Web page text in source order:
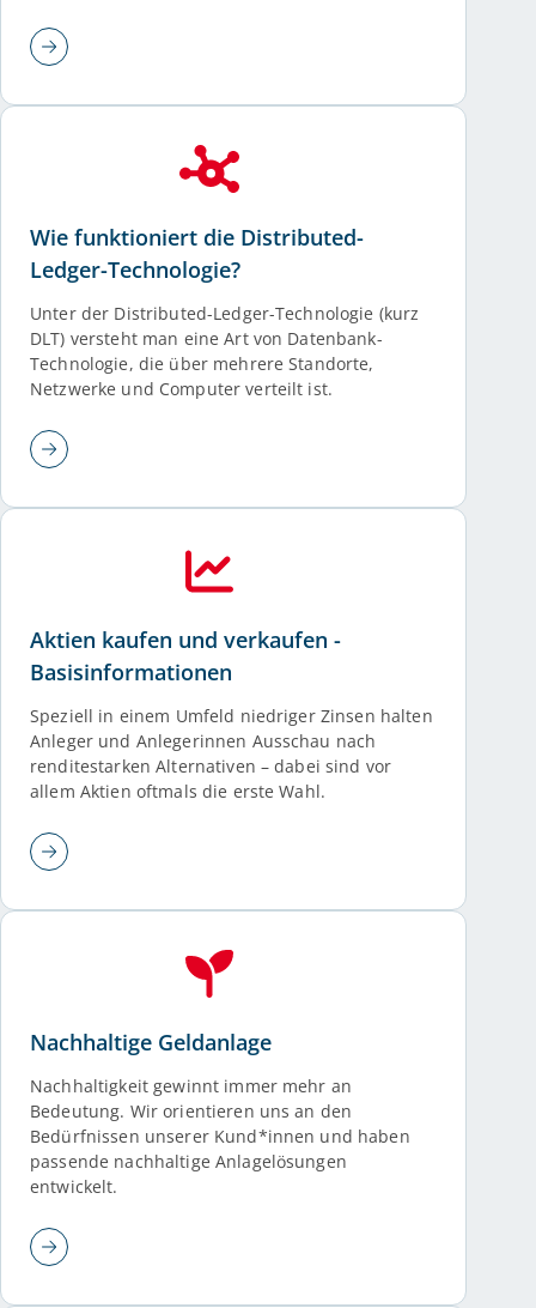
Wie funktioniert die Distributed-
Ledger-Technologie?
Unter der Distributed-Ledger-Technologie (kurz
DLT) versteht man eine Art von Datenbank-
Technologie, die über mehrere Standorte,
Netzwerke und Computer verteilt ist.
Aktien kaufen und verkaufen -
Basisinformationen
Speziell in einem Umfeld niedriger Zinsen halten
Anleger und Anlegerinnen Ausschau nach
renditestarken Alternativen – dabei sind vor
allem Aktien oftmals die erste Wahl.
Nachhaltige Geldanlage
Nachhaltigkeit gewinnt immer mehr an
Bedeutung. Wir orientieren uns an den
Bedürfnissen unserer Kund*innen und haben
passende nachhaltige Anlagelösungen
entwickelt.